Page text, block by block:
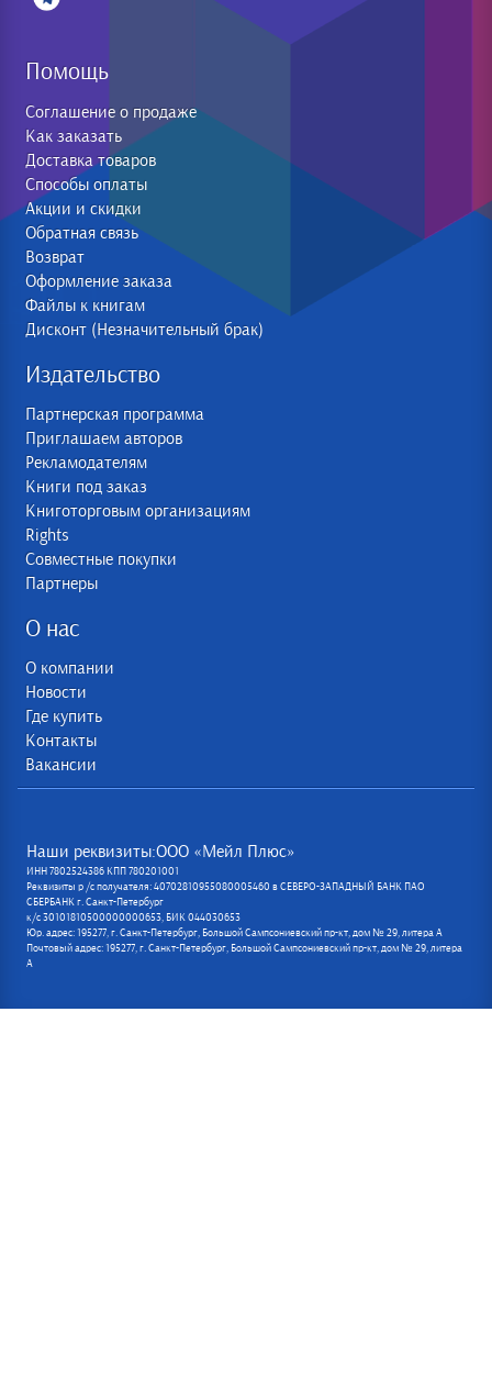
Помощь
Соглашение о продаже
Как заказать
Доставка товаров
Способы оплаты
Акции и скидки
Обратная связь
Возврат
Оформление заказа
Файлы к книгам
Дисконт (Незначительный брак)
Издательство
Партнерская программа
Приглашаем авторов
Рекламодателям
Книги под заказ
Книготорговым организациям
Rights
Совместные покупки
Партнеры
О нас
О компании
Новости
Где купить
Контакты
Вакансии
Наши реквизиты:ООО «Мейл Плюс»
ИНН 7802524386 КПП 780201001
Реквизиты р /с получателя: 40702810955080005460 в СЕВЕРО-ЗАПАДНЫЙ БАНК ПАО
СБЕРБАНК г. Санкт-Петербург
к/с 30101810500000000653, БИК 044030653
Юр. адрес: 195277, г. Санкт-Петербург, Большой Сампсониевский пр-кт, дом № 29, литера А
Почтовый адрес: 195277, г. Санкт-Петербург, Большой Сампсониевский пр-кт, дом № 29, литера
А